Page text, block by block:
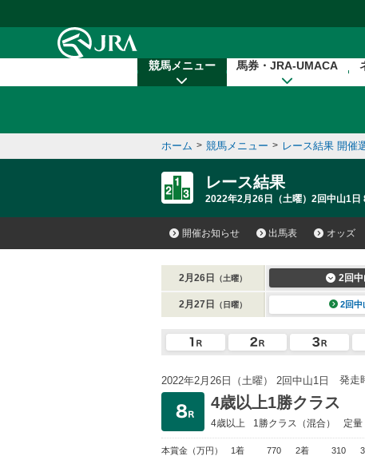
競馬メニュー 馬券・JRA-UMACA
ホーム > 競馬メニュー > レース結果 開催
レース結果
2022年2月26日（土曜）2回中山1日
開催お知らせ 出馬表 オッズ
2月26日 （土曜） 2回
2月27日 （日曜） 2回中
2022年2月26日（土曜） 2回中山1日 発走
4歳以上1勝クラス
4歳以上 1勝クラス （混合） 定量
本賞金 （万円） 1着 770 2着 310